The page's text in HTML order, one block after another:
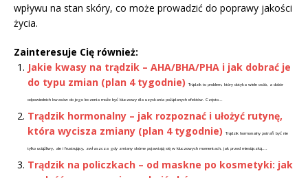
wpływu na stan skóry, co może prowadzić do poprawy jakości
życia.
Zainteresuje Cię również:
Jakie kwasy na trądzik – AHA/BHA/PHA i jak dobrać je
do typu zmian (plan 4 tygodnie)
Trądzik to problem, który dotyka wiele osób, a dobór
odpowiednich kwasów do jego leczenia może być kluczowy dla uzyskania pożądanych efektów. Często...
Trądzik hormonalny – jak rozpoznać i ułożyć rutynę,
która wycisza zmiany (plan 4 tygodnie)
Trądzik hormonalny potrafi być nie
tylko uciążliwy, ale i frustrujący, zwłaszcza gdy zmiany skórne pojawiają się w kluczowych momentach, jak przed miesiączką....
Trądzik na policzkach – od maskne po kosmetyki: jak